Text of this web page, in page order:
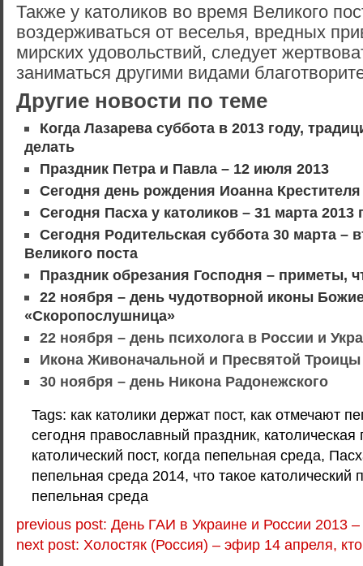
Также у католиков во время Великого
воздерживаться от веселья, вредных
мирских удовольствий, следует
заниматься другими видами
Другие новости по теме
Когда Лазарева суббота в 2013 году,
делать
Праздник Петра и Павла – 12 июля 2013
Сегодня день рождения Иоанна
Сегодня Пасха у католиков – 31 марта 2013
Сегодня Родительская суббота 30 марта –
Великого поста
Праздник обрезания Господня – приметы,
22 ноября – день чудотворной иконы
«Скоропослушница»
22 ноября – день психолога в России и
Икона Живоначальной и Пресвятой
30 ноября – день Никона Радонежского
Tags: как католики держат пост, как отмечают
сегодня православный праздник, католическая
католический пост, когда пепельная среда,
пепельная среда 2014, что такое католический
пепельная среда
previous post: День ГАИ в Украине и России 2013
next post: Холостяк (Россия) – эфир 14 апреля,